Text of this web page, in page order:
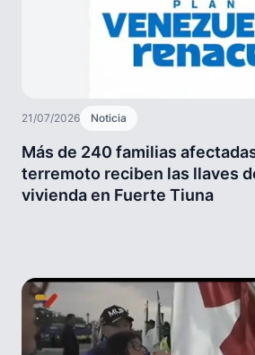
21/07/2026 Noticia
Más de 240 familias
terremoto reciben las llaves
vivienda en Fuerte Tiuna